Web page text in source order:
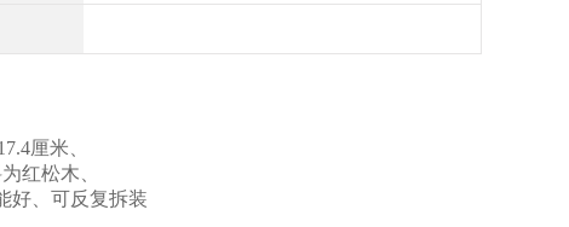
厘米、
红松木、
、可反复拆装